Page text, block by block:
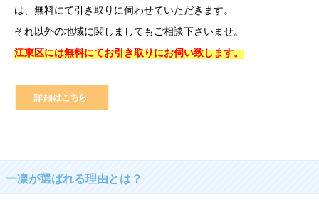
は、無料にて引き取りに伺わせていただきます。
それ以外の地域に関しましてもご相談下さいませ。
江東区には無料にてお引き取りにお伺い致します。
一凛が選ばれる理由とは？